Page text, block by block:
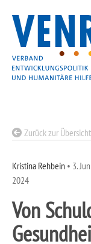
content
Zurück zur Übersicht
Kristina Rehbein • 3.
2024
Von